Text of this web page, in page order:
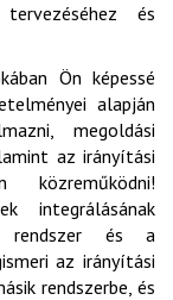
és
Ön képessé
alapján
megoldási
az irányítási
közreműködni!
integrálásának
rendszer és a
az irányítási
rendszerbe, és